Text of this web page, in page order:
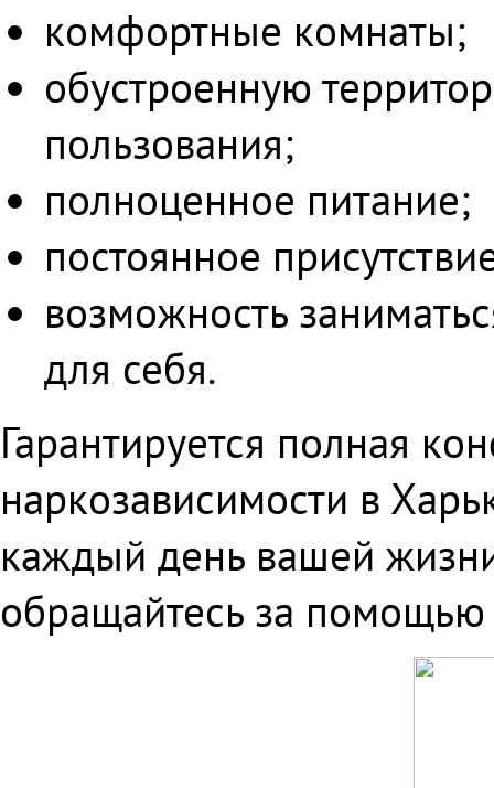
комфортные комнаты;
обустроенную
пользования;
полноценное питание;
постоянное
возможность
для себя.
Гарантируется полная
наркозависимости в
каждый день вашей
обращайтесь за